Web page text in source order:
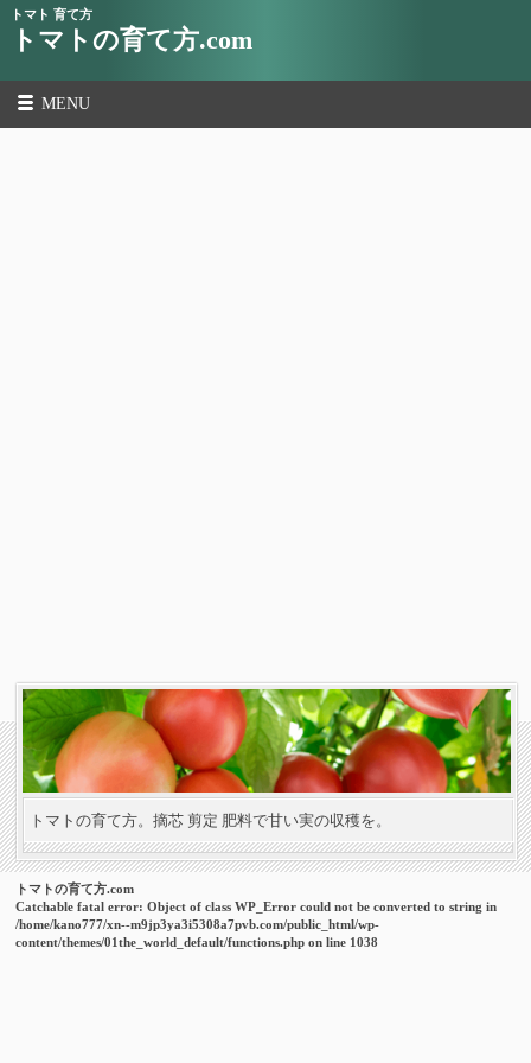
トマト 育て方
トマトの育て方.com
MENU
トマトの育て方。摘芯 剪定 肥料で甘い実の収穫を。
トマトの育て方.com
Catchable fatal error: Object of class WP_Error could not be converted to string in
/home/kano777/xn--m9jp3ya3i5308a7pvb.com/public_html/wp-
content/themes/01the_world_default/functions.php on line 1038